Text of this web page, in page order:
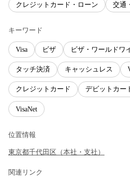
クレジットカード・ローン 交通
キーワード
Visa ビザ ビザ・ワールドワ
タッチ決済 キャッシュレス
クレジットカード デビットカー
VisaNet
位置情報
東京都千代田区 （本社・支社 ）
関連リンク